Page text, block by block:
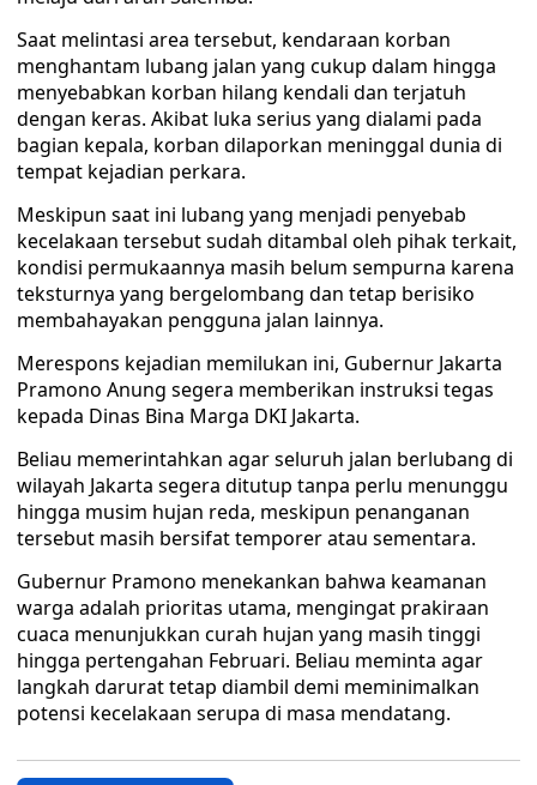
Saat melintasi area tersebut, kendaraan korban
menghantam lubang jalan yang cukup dalam hingga
menyebabkan korban hilang kendali dan terjatuh
dengan keras. Akibat luka serius yang dialami pada
bagian kepala, korban dilaporkan meninggal dunia di
tempat kejadian perkara.
Meskipun saat ini lubang yang menjadi penyebab
kecelakaan tersebut sudah ditambal oleh pihak terkait,
kondisi permukaannya masih belum sempurna karena
teksturnya yang bergelombang dan tetap berisiko
membahayakan pengguna jalan lainnya.
Merespons kejadian memilukan ini, Gubernur Jakarta
Pramono Anung segera memberikan instruksi tegas
kepada Dinas Bina Marga DKI Jakarta.
Beliau memerintahkan agar seluruh jalan berlubang di
wilayah Jakarta segera ditutup tanpa perlu menunggu
hingga musim hujan reda, meskipun penanganan
tersebut masih bersifat temporer atau sementara.
Gubernur Pramono menekankan bahwa keamanan
warga adalah prioritas utama, mengingat prakiraan
cuaca menunjukkan curah hujan yang masih tinggi
hingga pertengahan Februari. Beliau meminta agar
langkah darurat tetap diambil demi meminimalkan
potensi kecelakaan serupa di masa mendatang.